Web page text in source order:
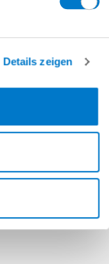
Details zeigen